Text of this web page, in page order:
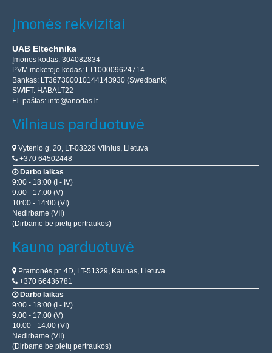
Įmonės rekvizitai
UAB Eltechnika
Įmonės kodas: 304082834
PVM mokėtojo kodas: LT100009624714
Bankas: LT367300010144143930 (Swedbank)
SWIFT: HABALT22
El. paštas: info@anodas.lt
Vilniaus parduotuvė
Vytenio g. 20, LT-03229 Vilnius, Lietuva
+370 64502448
Darbo laikas
9:00 - 18:00 (I - IV)
9:00 - 17:00 (V)
10:00 - 14:00 (VI)
Nedirbame (VII)
(Dirbame be pietų pertraukos)
Kauno parduotuvė
Pramonės pr. 4D, LT-51329, Kaunas, Lietuva
+370 66436781
Darbo laikas
9:00 - 18:00 (I - IV)
9:00 - 17:00 (V)
10:00 - 14:00 (VI)
Nedirbame (VII)
(Dirbame be pietų pertraukos)